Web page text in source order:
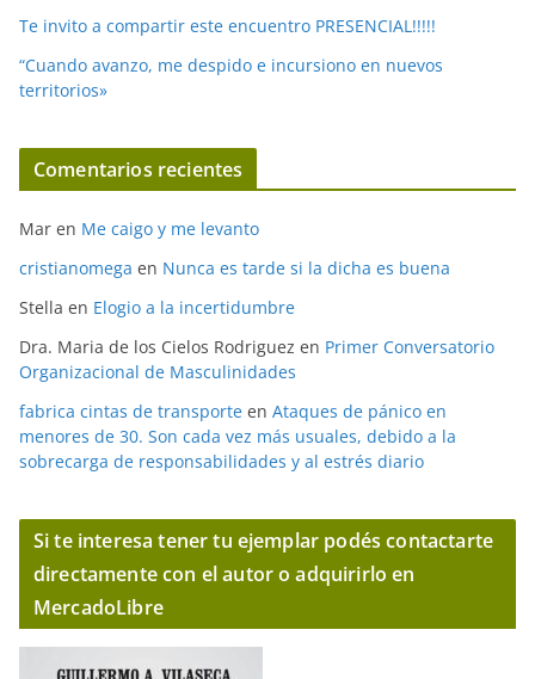
Te invito a compartir este encuentro PRESENCIAL!!!!!
“Cuando avanzo, me despido e incursiono en nuevos
territorios»
Comentarios recientes
Mar en Me caigo y me levanto
cristianomega en Nunca es tarde si la dicha es buena
Stella en Elogio a la incertidumbre
Dra. Maria de los Cielos Rodriguez en Primer Conversatorio
Organizacional de Masculinidades
fabrica cintas de transporte en Ataques de pánico en
menores de 30. Son cada vez más usuales, debido a la
sobrecarga de responsabilidades y al estrés diario
Si te interesa tener tu ejemplar podés contactarte
directamente con el autor o adquirirlo en
MercadoLibre